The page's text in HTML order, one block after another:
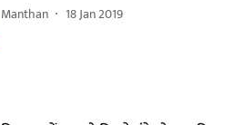
Manthan 18 Jan 2019